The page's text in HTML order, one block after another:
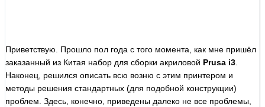
Приветствую. Прошло пол года с того момента, как мне пришёл
заказанный из Китая набор для сборки акриловой Prusa i3
Наконец, решился описать всю возню с этим принтером и
методы решения стандартных (для подобной конструкции)
проблем. Здесь, конечно, приведены далеко не все проблемы,